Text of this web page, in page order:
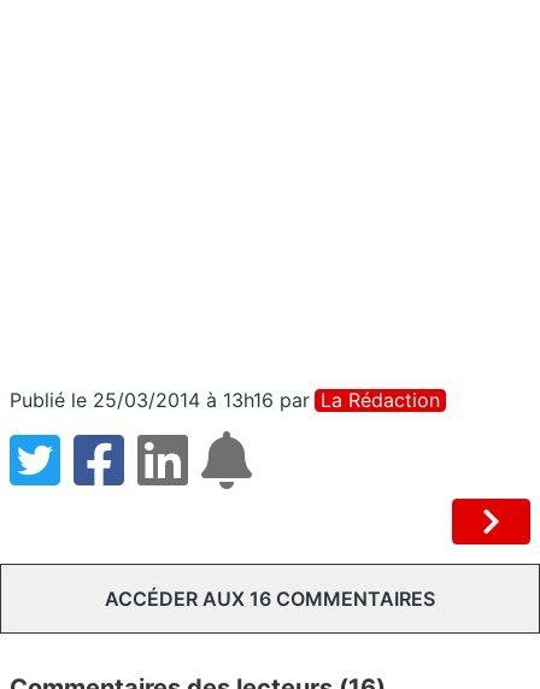
Publié le 25/03/2014 à 13h16 par La Rédaction
ACCÉDER AUX 16 COMMENTAIRES